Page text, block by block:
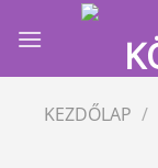
KEZDŐLAP /